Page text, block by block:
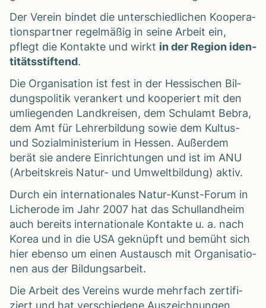
Der Ver­ein bin­det die unter­schied­li­chen Koope­ra­
ti­ons­part­ner regel­mä­ßig in seine Arbeit ein,
pflegt die Kon­takte und wirkt in der Region iden­
ti­täts­stif­tend.
Die Orga­ni­sa­tion ist fest in der Hes­si­schen Bil­
dungs­po­li­tik ver­an­kert und koope­riert mit den
umlie­gen­den Land­krei­sen, dem Schul­amt Bebra,
dem Amt für Leh­rer­bil­dung sowie dem Kul­tus-
und Sozi­al­mi­nis­te­rium in Hes­sen. Außer­dem
berät sie andere Ein­rich­tun­gen und ist im ANU
(Arbeits­kreis Natur- und Umwelt­bil­dung) aktiv.
Durch ein inter­na­tio­na­les Natur-Kunst-Forum in
Liche­rode im Jahr 2007 hat das Schul­land­heim
auch bereits inter­na­tio­nale Kon­takte u. a. nach
Korea und in die USA geknüpft und bemüht sich
hier ebenso um einen Aus­tausch mit Orga­ni­sa­tio­
nen aus der Bil­dungs­ar­beit.
Die Arbeit des Ver­eins wurde mehr­fach zer­ti­fi­